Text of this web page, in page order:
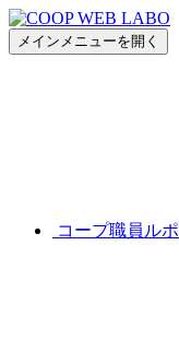
メインメニューを開く
コープ職員ルポ